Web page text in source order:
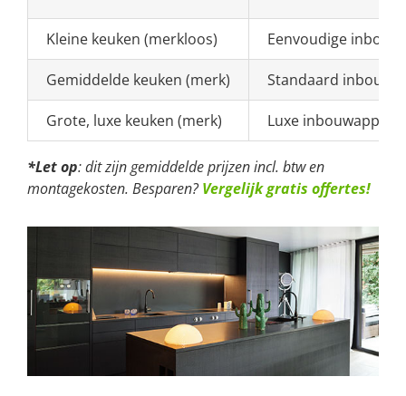
Kleine keuken (merkloos) Eenvoudige
Gemiddelde keuken (merk) Standaard
Grote, luxe keuken (merk) Luxe
*Let op: dit zijn gemiddelde prijzen incl. btw en
montagekosten. Besparen?Vergelijk gratis offertes!